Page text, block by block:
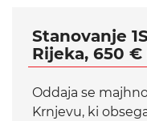
Stanovanje
Rijeka, 650 €
Oddaja se
Krnjevu, ki